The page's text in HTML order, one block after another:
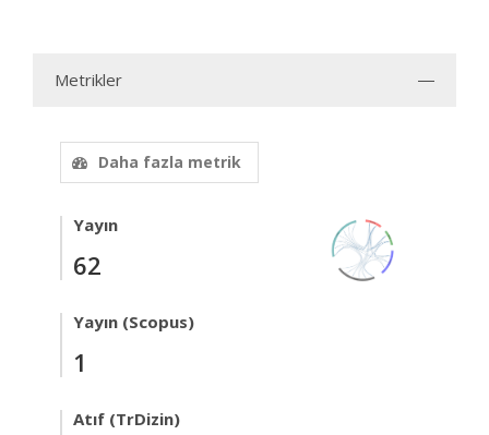
Metrikler
Daha fazla metrik
Yayın
62
Yayın (Scopus)
1
Atıf (TrDizin)